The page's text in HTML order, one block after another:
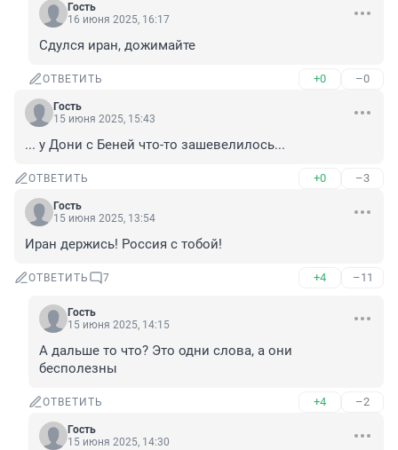
Гость
16 июня 2025, 16:17
Сдулся иран, дожимайте
ОТВЕТИТЬ +0 –0
Гость
15 июня 2025, 15:43
... у Дони с Беней что-то зашевелилось...
ОТВЕТИТЬ +0 –3
Гость
15 июня 2025, 13:54
Иран держись! Россия с тобой!
ОТВЕТИТЬ 7 +4 –11
Гость
15 июня 2025, 14:15
А дальше то что? Это одни слова, а они
бесполезны
ОТВЕТИТЬ +4 –2
Гость
15 июня 2025, 14:30